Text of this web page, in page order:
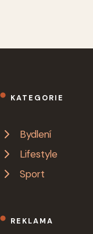
KATEGORIE
Bydlení
Lifestyle
Sport
REKLAMA